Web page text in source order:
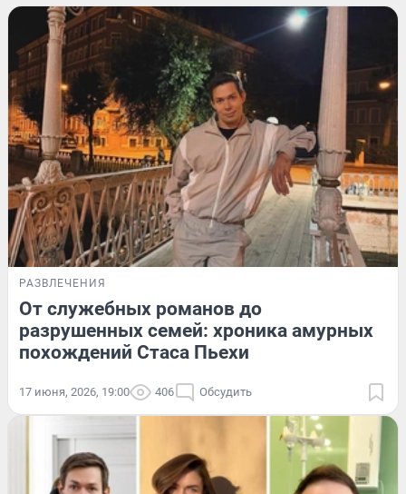
РАЗВЛЕЧЕНИЯ
От служебных романов до
разрушенных семей: хроника амурных
похождений Стаса Пьехи
17 июня, 2026, 19:00 406 Обсудить